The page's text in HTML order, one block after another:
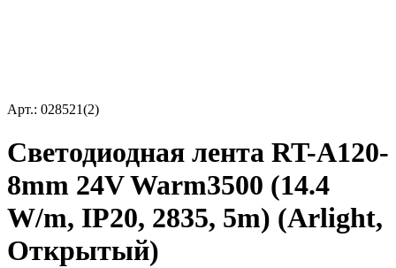
Арт.: 028521(2)
Светодиодная лента RT-A120-
8mm 24V Warm3500 (14.4
W/m, IP20, 2835, 5m) (Arlight,
Открытый)